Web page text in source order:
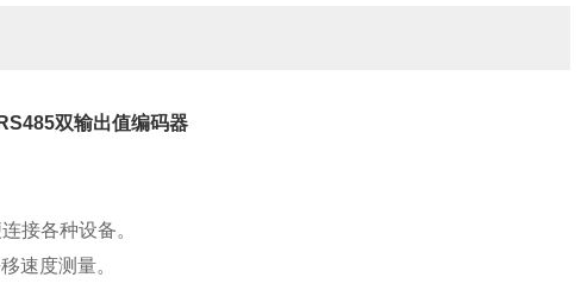
双输出值编码器
接各种设备。
速度测量。